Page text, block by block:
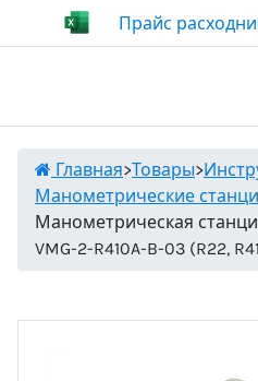
Прайс
Главная>Товары>
Манометрические
Манометрическая
VMG-2-R410A-B-03 (R22,